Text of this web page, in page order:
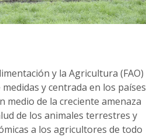
y la Agricultura (FAO)
y centrada en los países
medio de la creciente amenaza
de los animales terrestres y
a los agricultores de todo